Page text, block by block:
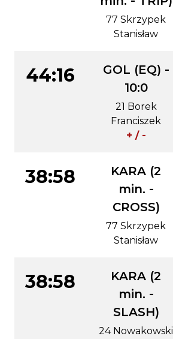
77 Skrzypek
Stanisław
44:16
GOL (EQ) -
10:0
21 Borek
Franciszek
+ / -
38:58
KARA (2
min. -
CROSS)
77 Skrzypek
Stanisław
38:58
KARA (2
min. -
SLASH)
24 Nowakowski